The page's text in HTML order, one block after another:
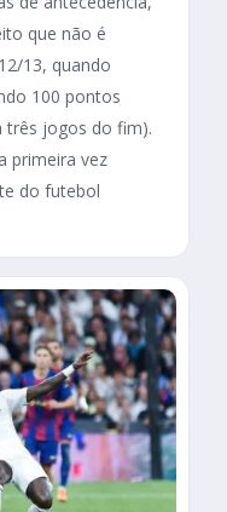
que não é
13, quando
100 pontos
três jogos do fim).
primeira vez
do futebol